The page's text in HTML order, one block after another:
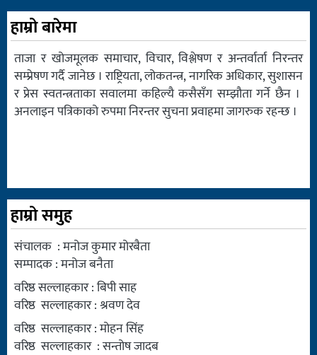
हाम्रो बारेमा
ताजा र खोजमूलक समाचार, विचार, विश्लेषण र अन्तर्वार्ता निरन्तर
सम्प्रेषण गर्दै जानेछ । राष्ट्रियता, लोकतन्त्र, नागरिक अधिकार, सुशासन
र प्रेस स्वतन्त्रताका सवालमा कहिल्यै कसैसँग सम्झौता गर्ने छैन ।
अनलाइन पत्रिकाको रुपमा निरन्तर सुचना प्रवाहमा जागरुक रहन्छ ।
हाम्रो समुह
संचालक : मनोज कुमार मोरबैता
सम्पादक : मनोज बनैता
वरिष्ठ सल्लाहकार : बिपी साह
वरिष्ठ सल्लाहकार : श्रवण देव
वरिष्ठ सल्लाहकार : मोहन सिंह
वरिष्ठ सल्लाहकार : सन्तोष जादब